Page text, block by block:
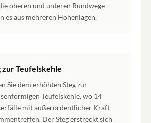
oberen und unteren Rundwege
es aus mehreren Höhenlagen.
zur Teufelskehle
Sie dem erhöhten Steg zur
Teufelskehle, wo 14
mit außerordentlicher Kraft
Der Steg erstreckt sich